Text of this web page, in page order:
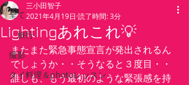
全て
旅行
撮影
タイ料理＆photoレッスン
Lightingあれこれ💡
三小田智子
2021年4月19日 読了時間: 3分
またまた緊急事態宣言が発出されるん
でしょうか・・そうなると３度目・・
誰しも、もう最初のような緊張感を持